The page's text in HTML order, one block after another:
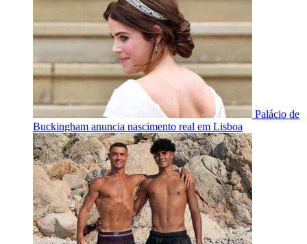
Palácio de
Buckingham anuncia nascimento real em Lisboa